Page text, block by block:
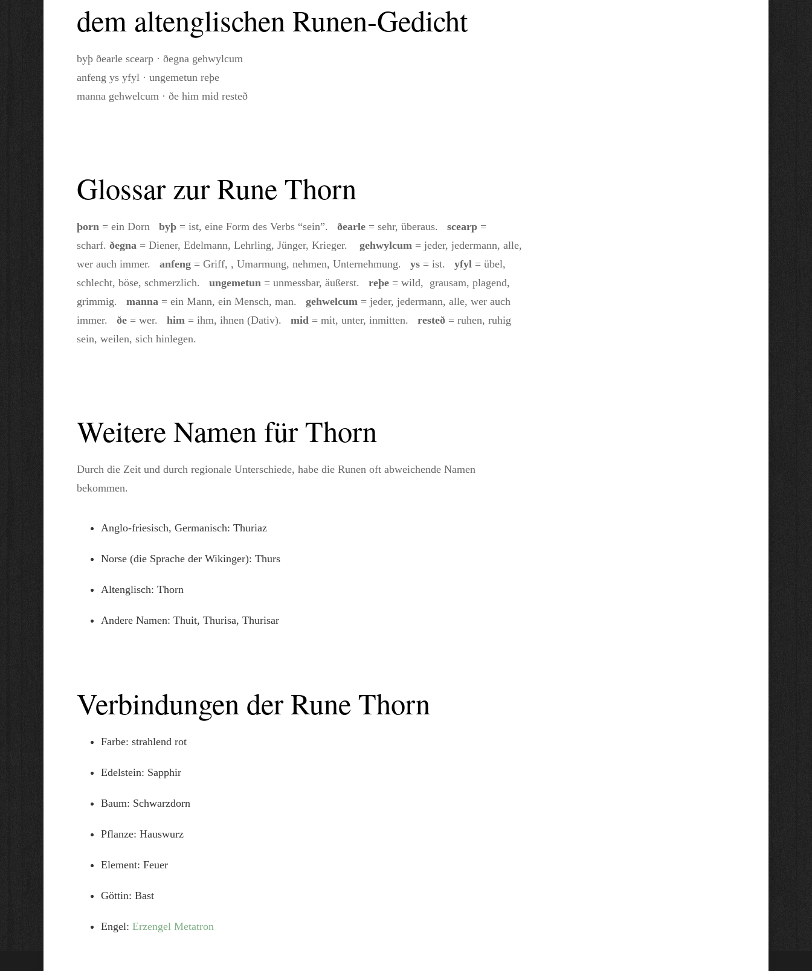
dem altenglischen Runen-Gedicht
byþ ðearle scearp · ðegna gehwylcum
anfeng ys yfyl · ungemetun reþe
manna gehwelcum · ðe him mid resteð
Glossar zur Rune Thorn
þorn = ein Dorn byþ = ist, eine Form des Verbs “sein”. ðearle = sehr, überaus. scearp =
scharf. ðegna = Diener, Edelmann, Lehrling, Jünger, Krieger. gehwylcum = jeder, jedermann, alle,
wer auch immer. anfeng = Griff, , Umarmung, nehmen, Unternehmung. ys = ist. yfyl = übel,
schlecht, böse, schmerzlich. ungemetun = unmessbar, äußerst. reþe = wild, grausam, plagend,
grimmig. manna = ein Mann, ein Mensch, man. gehwelcum = jeder, jedermann, alle, wer auch
immer. ðe = wer. him = ihm, ihnen (Dativ). mid = mit, unter, inmitten. resteð = ruhen, ruhig
sein, weilen, sich hinlegen.
Weitere Namen für Thorn
Durch die Zeit und durch regionale Unterschiede, habe die Runen oft abweichende Namen
bekommen.
Anglo-friesisch, Germanisch: Thuriaz
Norse (die Sprache der Wikinger): Thurs
Altenglisch: Thorn
Andere Namen: Thuit, Thurisa, Thurisar
Verbindungen der Rune Thorn
Farbe: strahlend rot
Edelstein: Sapphir
Baum: Schwarzdorn
Pflanze: Hauswurz
Element: Feuer
Göttin: Bast
Engel: Erzengel Metatron